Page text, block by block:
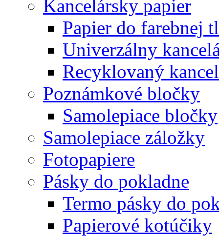
Kancelársky papier
Papier do farebnej
Univerzálny
Recyklovaný
Poznámkové bločky
Samolepiace bločky
Samolepiace záložky
Fotopapiere
Pásky do pokladne
Termo pásky do
Papierové kotúčiky